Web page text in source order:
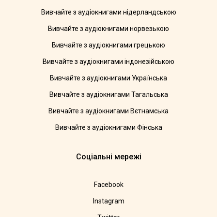
Вивчайте з аудіокнигами нідерландською
Вивчайте з аудіокнигами норвезькою
Вивчайте з аудіокнигами грецькою
Вивчайте з аудіокнигами індонезійською
Вивчайте з аудіокнигами Українська
Вивчайте з аудіокнигами Тагальська
Вивчайте з аудіокнигами Вєтнамська
Вивчайте з аудіокнигами Фінська
Соціальні мережі
Facebook
Instagram